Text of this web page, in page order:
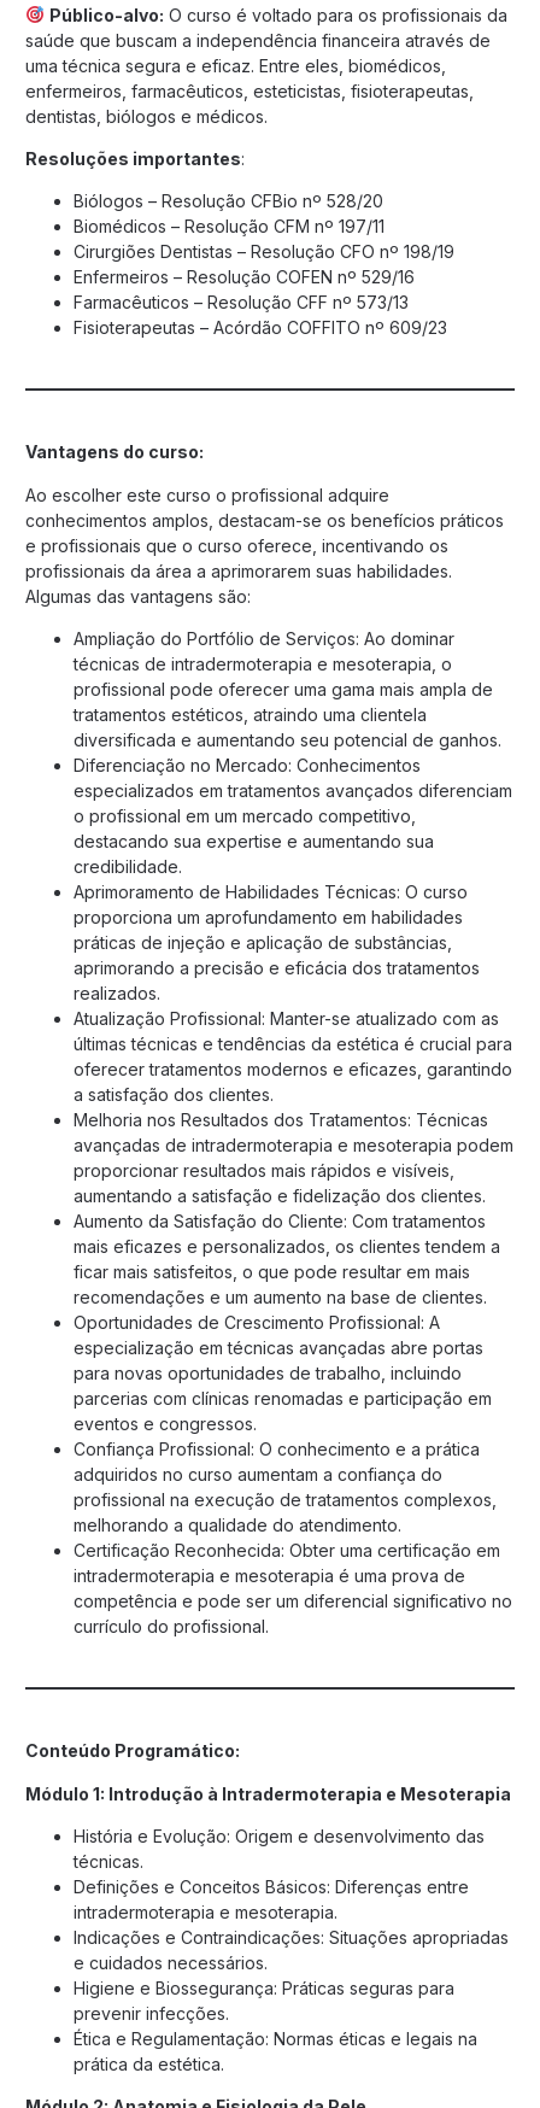
Público-alvo: O curso é voltado para os profissionais da
saúde que buscam a independência financeira através de
uma técnica segura e eficaz. Entre eles, biomédicos,
enfermeiros, farmacêuticos, esteticistas, fisioterapeutas,
dentistas, biólogos e médicos.
Resoluções importantes:
Biólogos – Resolução CFBio nº 528/20
Biomédicos – Resolução CFM nº 197/11
Cirurgiões Dentistas – Resolução CFO nº 198/19
Enfermeiros – Resolução COFEN nº 529/16
Farmacêuticos – Resolução CFF nº 573/13
Fisioterapeutas – Acórdão COFFITO nº 609/23
Vantagens do curso:
Ao escolher este curso o profissional adquire
conhecimentos amplos, destacam-se os benefícios práticos
e profissionais que o curso oferece, incentivando os
profissionais da área a aprimorarem suas habilidades.
Algumas das vantagens são:
Ampliação do Portfólio de Serviços: Ao dominar
técnicas de intradermoterapia e mesoterapia, o
profissional pode oferecer uma gama mais ampla de
tratamentos estéticos, atraindo uma clientela
diversificada e aumentando seu potencial de ganhos.
Diferenciação no Mercado: Conhecimentos
especializados em tratamentos avançados diferenciam
o profissional em um mercado competitivo,
destacando sua expertise e aumentando sua
credibilidade.
Aprimoramento de Habilidades Técnicas: O curso
proporciona um aprofundamento em habilidades
práticas de injeção e aplicação de substâncias,
aprimorando a precisão e eficácia dos tratamentos
realizados.
Atualização Profissional: Manter-se atualizado com as
últimas técnicas e tendências da estética é crucial para
oferecer tratamentos modernos e eficazes, garantindo
a satisfação dos clientes.
Melhoria nos Resultados dos Tratamentos: Técnicas
avançadas de intradermoterapia e mesoterapia podem
proporcionar resultados mais rápidos e visíveis,
aumentando a satisfação e fidelização dos clientes.
Aumento da Satisfação do Cliente: Com tratamentos
mais eficazes e personalizados, os clientes tendem a
ficar mais satisfeitos, o que pode resultar em mais
recomendações e um aumento na base de clientes.
Oportunidades de Crescimento Profissional: A
especialização em técnicas avançadas abre portas
para novas oportunidades de trabalho, incluindo
parcerias com clínicas renomadas e participação em
eventos e congressos.
Confiança Profissional: O conhecimento e a prática
adquiridos no curso aumentam a confiança do
profissional na execução de tratamentos complexos,
melhorando a qualidade do atendimento.
Certificação Reconhecida: Obter uma certificação em
intradermoterapia e mesoterapia é uma prova de
competência e pode ser um diferencial significativo no
currículo do profissional.
Conteúdo Programático:
Módulo 1: Introdução à Intradermoterapia e Mesoterapia
História e Evolução: Origem e desenvolvimento das
técnicas.
Definições e Conceitos Básicos: Diferenças entre
intradermoterapia e mesoterapia.
Indicações e Contraindicações: Situações apropriadas
e cuidados necessários.
Higiene e Biossegurança: Práticas seguras para
prevenir infecções.
Ética e Regulamentação: Normas éticas e legais na
prática da estética.